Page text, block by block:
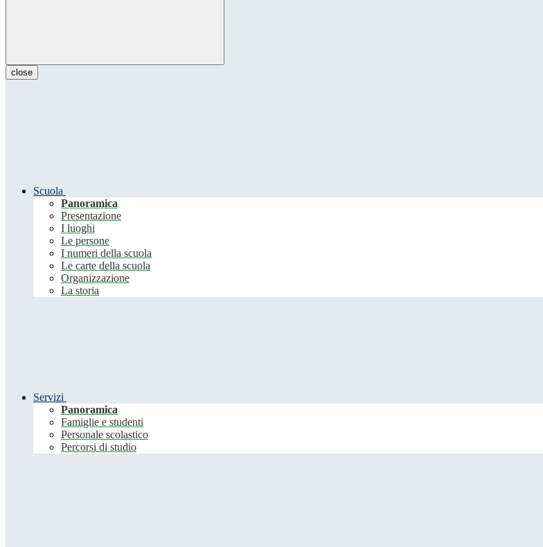
close
Scuola
Panoramica
Presentazione
I luoghi
Le persone
I numeri della scuola
Le carte della scuola
Organizzazione
La storia
Servizi
Panoramica
Famiglie e studenti
Personale scolastico
Percorsi di studio